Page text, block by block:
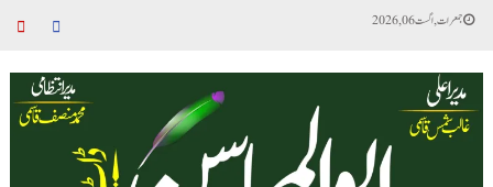
جمعرات, اگست 06, 2026